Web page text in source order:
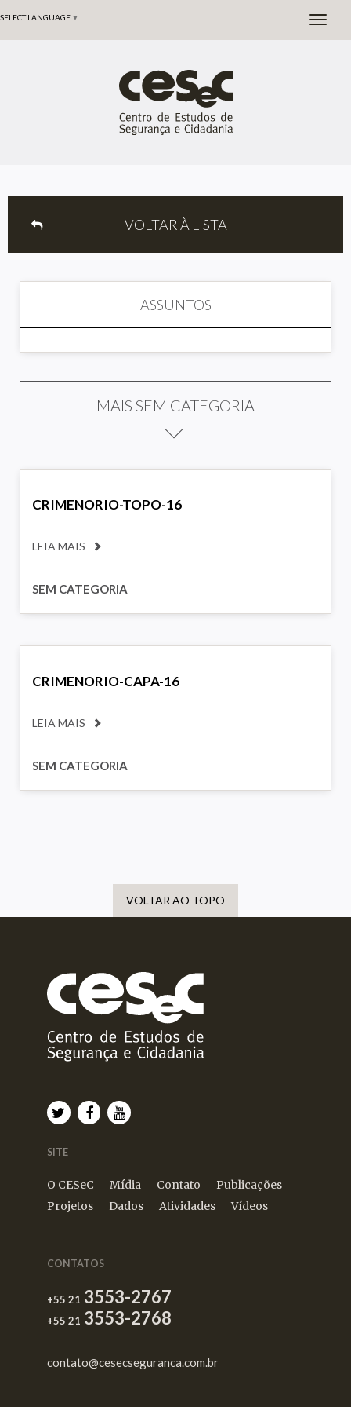
SELECT LANGUAGE ▼
VOLTAR À LISTA
ASSUNTOS
MAIS SEM CATEGORIA
CRIMENORIO-TOPO-16
LEIA MAIS
SEM CATEGORIA
CRIMENORIO-CAPA-16
LEIA MAIS
SEM CATEGORIA
VOLTAR AO TOPO
SITE
O CESeC Mídia Contato
Publicações
Projetos
Dados Atividades Vídeos
CONTATOS
+55 21 3553-2767
+55 21 3553-2768
contato@cesecseguranca.com.br